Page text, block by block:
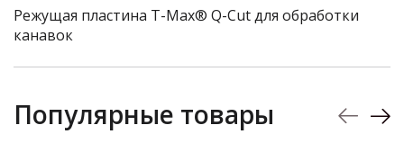
Режущая пластина T-Max® Q-Cut для обработки
канавок
Популярные товары